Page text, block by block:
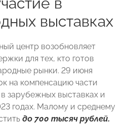
выставках
центр возобновляет
для тех, кто готов
рынки. 29 июня
на компенсацию части
зарубежных выставках и
годах. Малому и среднему
до 700 тысяч рублей.